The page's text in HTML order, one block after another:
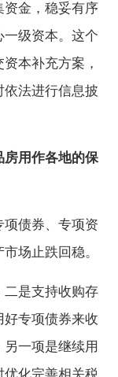
资金，稳妥有序
级资本。这个
本补充方案，
法进行信息披
用作各地的保
债券、专项资
场止跌回稳。
是支持收购存
专项债券来收
一项是继续用